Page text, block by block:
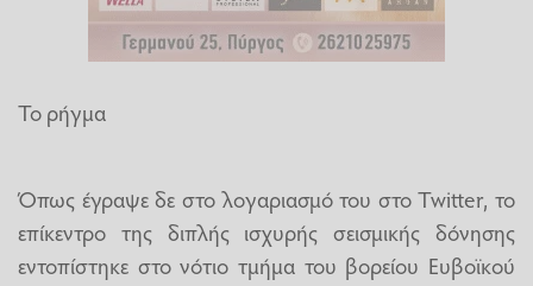
Το ρήγμα
Όπως έγραψε δε στο λογαριασμό του στο Twitter, το
επίκεντρο της διπλής ισχυρής σεισμικής δόνησης
εντοπίστηκε στο νότιο τμήμα του βορείου Ευβοϊκού